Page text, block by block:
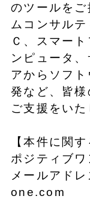
のツールを
ムコンサル
Ｃ、スマー
ンピュータ
アからソフ
発など、皆
ご支援をいた
【本件に関
ポジティブ
メールアド
one.com